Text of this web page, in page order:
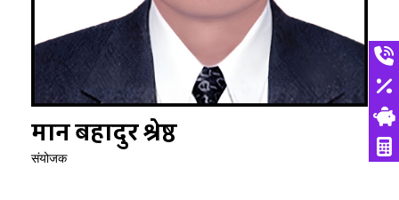
मान बहादुर श्रेष्ठ
संयोजक